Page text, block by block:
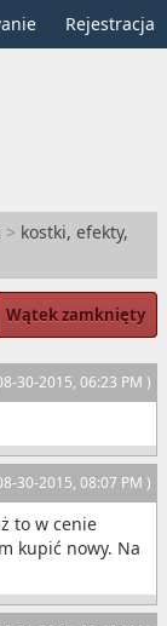
Rejestracja
> kostki, efekty,
Wątek zamknięty
30-2015, 06:23 PM )
30-2015, 08:07 PM )
to w cenie
kupić nowy. Na